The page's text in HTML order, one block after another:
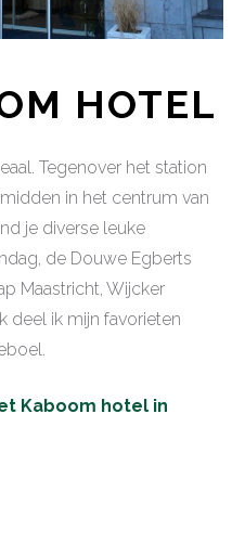
HOTEL
Tegenover het station
in het centrum van
je diverse leuke
de Douwe Egberts
Maastricht, Wijcker
deel ik mijn favorieten
Kaboom hotel in